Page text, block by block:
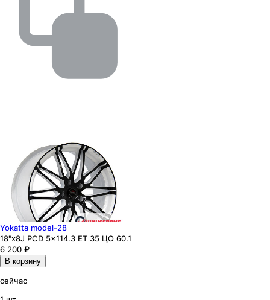
Yokatta model-28
18"x8J PCD 5x114.3 ЕТ 35 ЦО 60.1
6 200 ₽
В корзину
сейчас